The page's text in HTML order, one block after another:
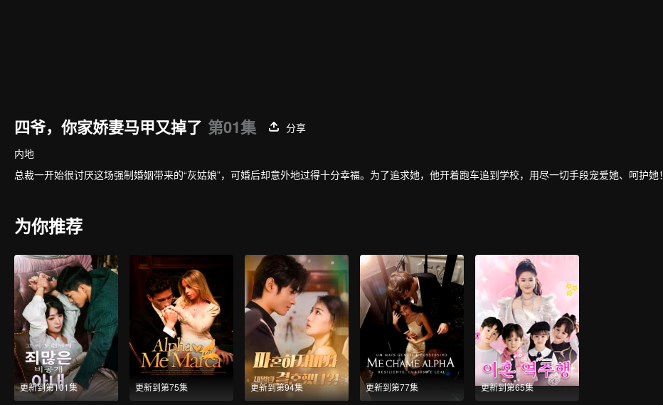
四爷，你家娇妻马甲又掉了 第01集
分享
内地
总裁一开始很讨厌这场强制婚姻带来的“灰姑娘”，可婚后却意外地过得十分幸福。为了追求她，他开着跑车追到学校，用尽一切手段宠爱她、呵护她！
为你推荐
更新到第101集 更新到第75集 更新到第94集 更新到第77集 更新到第65集